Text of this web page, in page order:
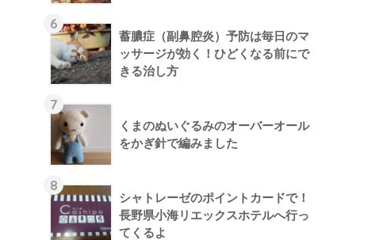
6
蓄膿症（副鼻腔炎）予防は毎日のマ
ッサージが効く！ひどくなる前にで
きる治し方
7
くまのぬいぐるみのオーバーオール
をかぎ針で編みました
8
シャトレーゼのポイントカードで！
長野県小海リエックスホテルへ行っ
てくるよ